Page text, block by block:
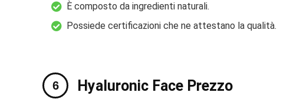
È composto da ingredienti naturali.
Possiede certificazioni che ne attestano la qualità.
Hyaluronic Face Prezzo